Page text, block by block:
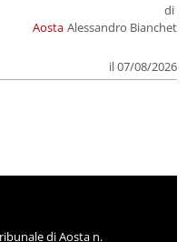
Aosta
di
Alessandro Bianchet
il 07/08/2026
di Aosta n.